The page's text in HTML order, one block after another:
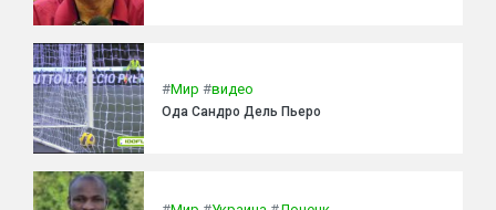
#Мир #видео
Ода Сандро Дель Пьеро